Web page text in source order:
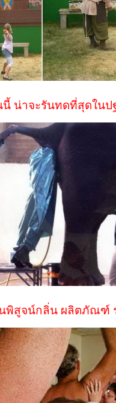
นี้ น่าจะรันทดที่สุดในป
พิสูจน์กลิ่น ผลิตภัณฑ์